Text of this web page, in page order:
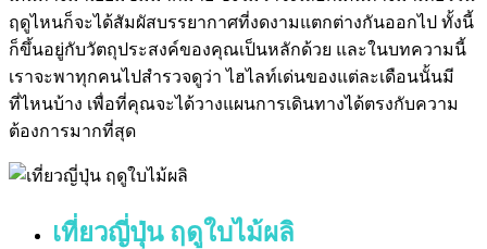
ฤดูไหนก็จะได้สัมผัสบรรยากาศที่งดงามแตกต่างกันออกไป ทั้งนี้
ก็ขึ้นอยู่กับวัตถุประสงค์ของคุณเป็นหลักด้วย และในบทความนี้
เราจะพาทุกคนไปสำรวจดูว่า ไฮไลท์เด่นของแต่ละเดือนนั้นมี
ที่ไหนบ้าง เพื่อที่คุณจะได้วางแผนการเดินทางได้ตรงกับความ
ต้องการมากที่สุด
เที่ยวญี่ปุ่น ฤดูใบไม้ผลิ